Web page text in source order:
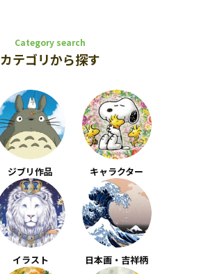
Category search
カテゴリから探す
ジブリ作品 キャラクター
イラスト 日本画・吉祥柄